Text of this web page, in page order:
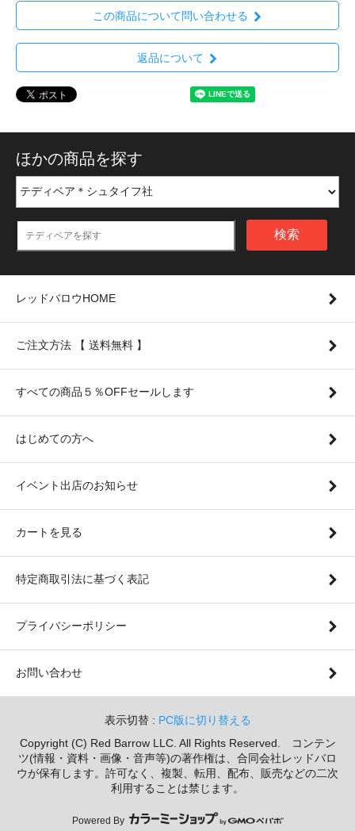
この商品について問い合わせる
返品について
ほかの商品を探す
検索
レッドバロウHOME
ご注文方法 【 送料無料 】
すべての商品５％OFFセールします
はじめての方へ
イベント出店のお知らせ
カートを見る
特定商取引法に基づく表記
プライバシーポリシー
お問い合わせ
表示切替 : PC版に切り替える
Copyright (C) Red Barrow LLC. All Rights Reserved. コンテン
ツ(情報・資料・画像・音声等)の著作権は、合同会社レッドバロ
ウが保有します。許可なく、複製、転用、配布、販売などの二次
利用することは禁じます。
Powered By